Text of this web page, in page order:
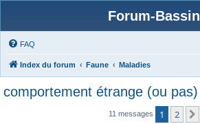
Forum-Bassin
FAQ
Index du forum Faune Maladies
comportement étrange (ou pas)
11 messages 1 2